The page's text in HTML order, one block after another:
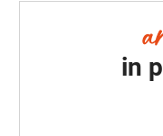
in